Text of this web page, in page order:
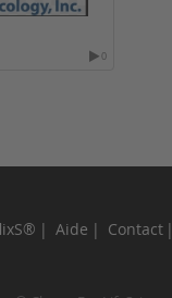
0
Aide Contact